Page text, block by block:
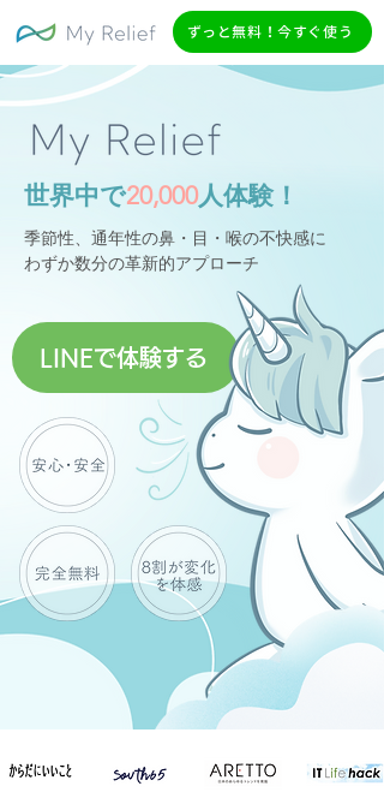
ずっと無料！今すぐ使う
世界中で20,000人体験！
季節性、通年性の鼻・目・喉の不快感に
わずか数分の革新的アプローチ
LINEで体験する